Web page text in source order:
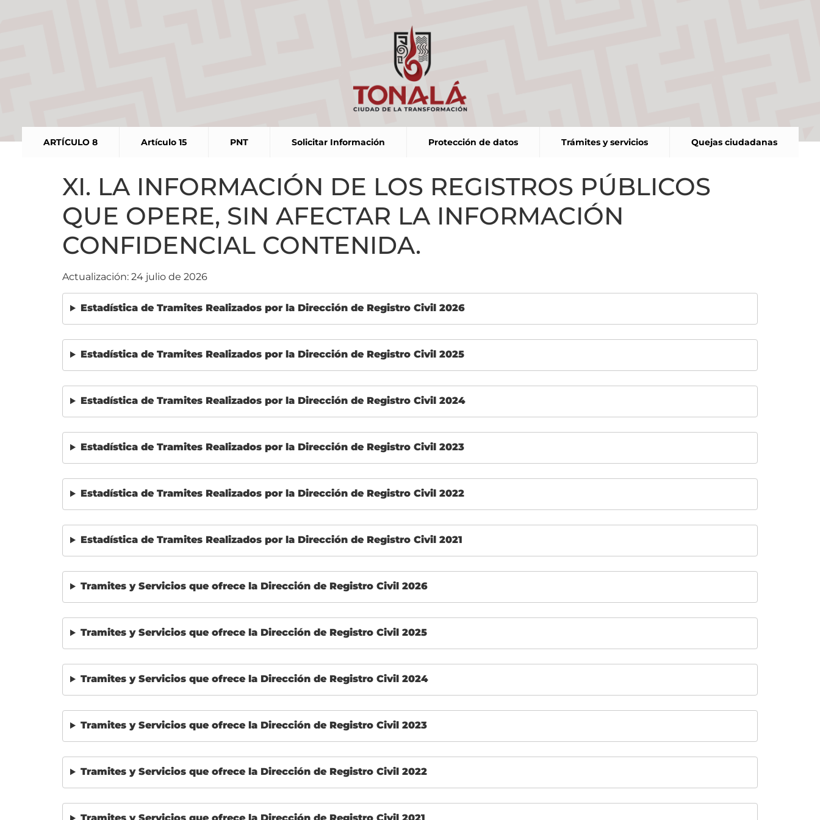
ARTÍCULO 8 Artículo 15 PNT Solicitar Información Protección de datos Trámites y servicios Quejas ciudadanas
XI. LA INFORMACIÓN DE LOS REGISTROS PÚBLICOS
QUE OPERE, SIN AFECTAR LA INFORMACIÓN
CONFIDENCIAL CONTENIDA.
Actualización: 24 julio de 2026
Estadística de Tramites Realizados por la Dirección de Registro Civil 2026
Estadística de Tramites Realizados por la Dirección de Registro Civil 2025
Estadística de Tramites Realizados por la Dirección de Registro Civil 2024
Estadística de Tramites Realizados por la Dirección de Registro Civil 2023
Estadística de Tramites Realizados por la Dirección de Registro Civil 2022
Estadística de Tramites Realizados por la Dirección de Registro Civil 2021
Tramites y Servicios que ofrece la Dirección de Registro Civil 2026
Tramites y Servicios que ofrece la Dirección de Registro Civil 2025
Tramites y Servicios que ofrece la Dirección de Registro Civil 2024
Tramites y Servicios que ofrece la Dirección de Registro Civil 2023
Tramites y Servicios que ofrece la Dirección de Registro Civil 2022